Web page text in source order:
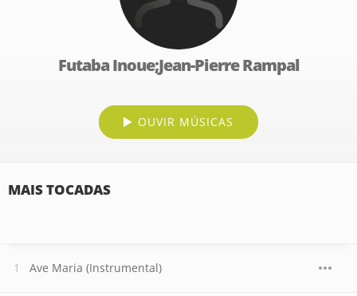
Futaba Inoue;Jean-Pierre Rampal
OUVIR MÚSICAS
MAIS TOCADAS
Ave Maria (Instrumental)